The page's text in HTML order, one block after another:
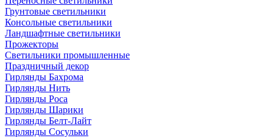
Грунтовые светильники
Консольные светильники
Ландшафтные светильники
Прожекторы
Светильники промышленные
Праздничный декор
Гирлянды Бахрома
Гирлянды Нить
Гирлянды Роса
Гирлянды Шарики
Гирлянды Белт-Лайт
Гирлянды Сосульки